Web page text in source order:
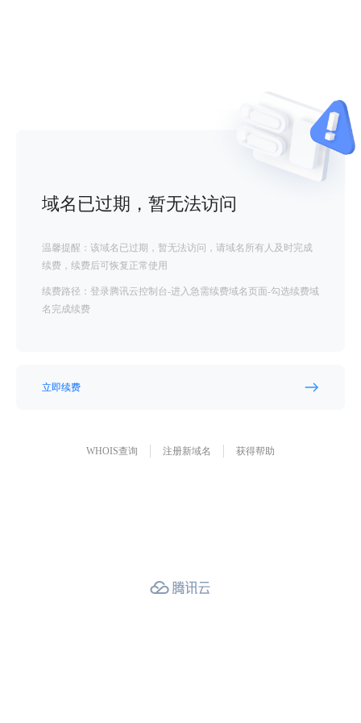
域名已过期，暂无法访问
温馨提醒：该域名已过期，暂无法访问，请域名所有人及时完成
续费，续费后可恢复正常使用
续费路径：登录腾讯云控制台-进入急需续费域名页面-勾选续费域
名完成续费
立即续费
WHOIS查询 注册新域名 获得帮助